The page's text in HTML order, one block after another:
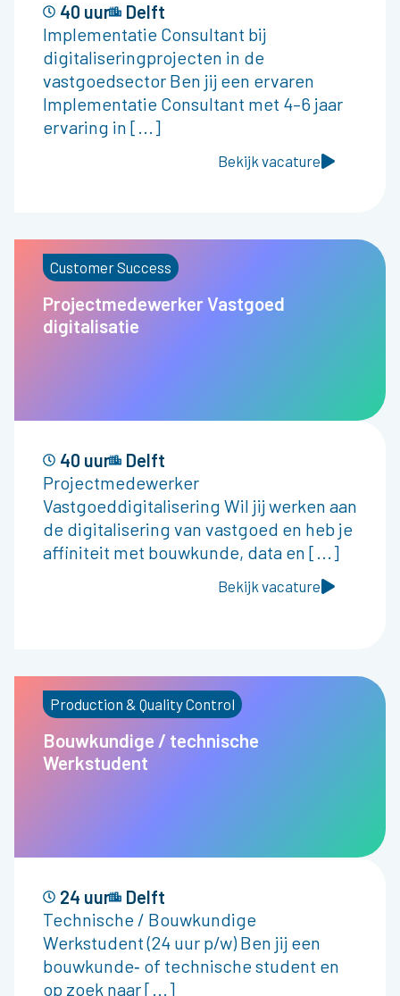
40 uur
Delft
Implementatie Consultant bij
digitaliseringprojecten in de
vastgoedsector Ben jij een ervaren
Implementatie Consultant met 4–6 jaar
ervaring in [...]
Bekijk vacature
Customer Success
Projectmedewerker Vastgoed
digitalisatie
40 uur
Delft
Projectmedewerker
Vastgoeddigitalisering Wil jij werken aan
de digitalisering van vastgoed en heb je
affiniteit met bouwkunde, data en [...]
Bekijk vacature
Production & Quality Control
Bouwkundige / technische
Werkstudent
24 uur
Delft
Technische / Bouwkundige
Werkstudent (24 uur p/w) Ben jij een
bouwkunde‑ of technische student en
op zoek naar [...]